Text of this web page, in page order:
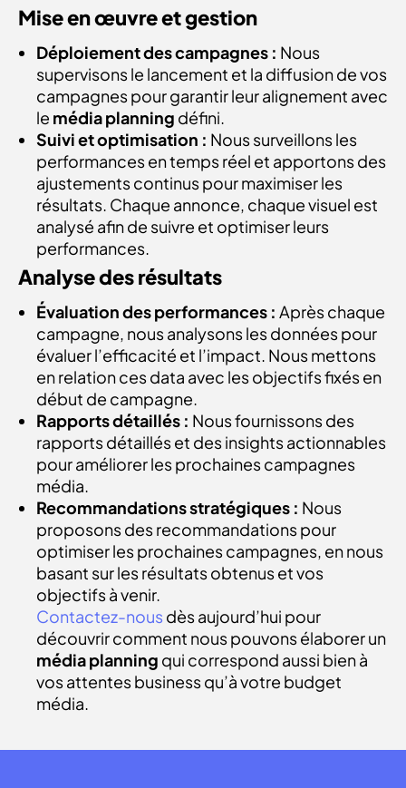
Mise en œuvre et gestion
Déploiement des campagnes : Nous
supervisons le lancement et la diffusion de vos
campagnes pour garantir leur alignement avec
le média planning défini.
Suivi et optimisation : Nous surveillons les
performances en temps réel et apportons des
ajustements continus pour maximiser les
résultats. Chaque annonce, chaque visuel est
analysé afin de suivre et optimiser leurs
performances.
Analyse des résultats
Évaluation des performances : Après chaque
campagne, nous analysons les données pour
évaluer l’efficacité et l’impact. Nous mettons
en relation ces data avec les objectifs fixés en
début de campagne.
Rapports détaillés : Nous fournissons des
rapports détaillés et des insights actionnables
pour améliorer les prochaines campagnes
média.
Recommandations stratégiques : Nous
proposons des recommandations pour
optimiser les prochaines campagnes, en nous
basant sur les résultats obtenus et vos
objectifs à venir.
Contactez-nous dès aujourd’hui pour
découvrir comment nous pouvons élaborer un
média planning qui correspond aussi bien à
vos attentes business qu’à votre budget
média.